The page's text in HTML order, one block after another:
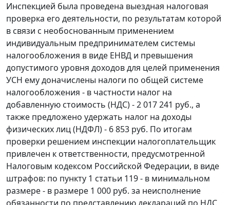
Инспекцией была проведена выездная налоговая
проверка его деятельности, по результатам которой
в связи с необоснованным применением
индивидуальным предпринимателем системы
налогообложения в виде ЕНВД и превышения
допустимого уровня доходов для целей применения
УСН ему доначислены налоги по общей системе
налогообложения - в частности налог на
добавленную стоимость (НДС) - 2 017 241 руб., а
также предложено удержать налог на доходы
физических лиц (НДФЛ) - 6 853 руб. По итогам
проверки решением инспекции налогоплательщик
привлечен к ответственности, предусмотренной
Налоговым кодексом Российской Федерации, в виде
штрафов: по пункту 1 статьи 119 - в минимальном
размере - в размере 1 000 руб. за неисполнение